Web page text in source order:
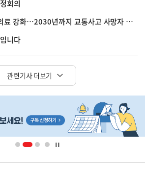
회의
강화…2030년까지 교통사고 사망자 30%↓
니다
관련기사 더보기